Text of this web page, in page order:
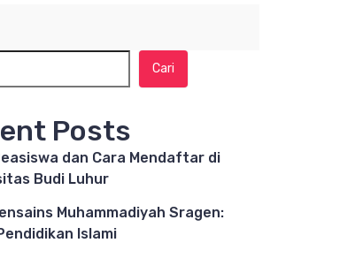
Cari
Posts
dan Cara Mendaftar di
Budi Luhur
Muhammadiyah Sragen:
Islami